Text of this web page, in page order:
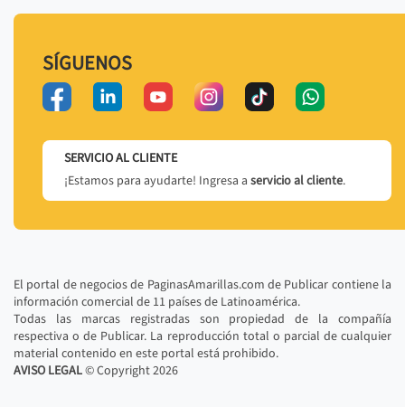
SÍGUENOS
SERVICIO AL CLIENTE
¡Estamos para ayudarte! Ingresa a servicio al cliente.
El portal de negocios de PaginasAmarillas.com de Publicar contiene la
información comercial de 11 países de Latinoamérica.
Todas las marcas registradas son propiedad de la compañía
respectiva o de Publicar. La reproducción total o parcial de cualquier
material contenido en este portal está prohibido.
AVISO LEGAL© Copyright2026